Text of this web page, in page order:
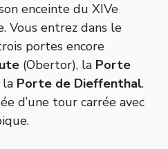
enceinte du XIVe
Vous entrez dans le
portes encore
(Obertor), la Porte
la Porte de Dieffenthal.
d’une tour carrée avec